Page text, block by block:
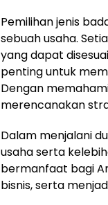
Pemilihan jenis
sebuah usaha.
yang dapat
penting untuk
Dengan
merencanakan
Dalam menjalani
usaha serta
bermanfaat bagi
bisnis, serta